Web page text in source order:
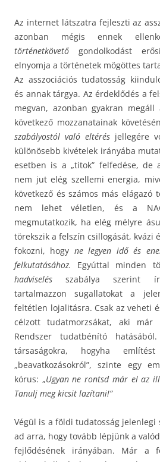
Az internet látszatra fejleszti az
azonban mégis ennek
történetkövető gondolkodást
elnyomja a történetek mögöttes
Az asszociációs tudatosság
és annak tárgya. Az érdeklődés a
megvan, azonban gyakran
következő mozzanatainak
szabályostól való eltérés jellegére
különösebb kivételek irányába
esetben is a „titok” felfedése, de
nem jut elég szellemi energia,
következő és számos más elágazó
nem lehet véletlen, és a
megmutatkozik, ha elég mélyre
törekszik a felszín csillogását, kvázi
fokozni, hogy ne legyen idő és
felkutatásához. Egyúttal minden
hadviselés szabálya szerint
tartalmazzon sugallatokat a
feltétlen lojalitásra. Csak az veheti
célzott tudatmorzsákat, aki már
Rendszer tudatbénító
társaságokra, hogyha
„beavatkozásokról”, szinte egy
kórus: „Ugyan ne rontsd már el az
Tanulj meg kicsit lazítani!”
Végül is a földi tudatosság
ad arra, hogy tovább lépjünk a
fejlődésének irányában. Már a